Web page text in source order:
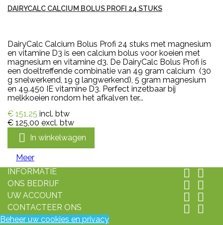
DAIRYCALC CALCIUM BOLUS PROFI 24 STUKS
DairyCalc Calcium Bolus Profi 24 stuks met magnesium
en vitamine D3 is een calcium bolus voor koeien met
magnesium en vitamine d3. De DairyCalc Bolus Profi is
een doeltreffende combinatie van 49 gram calcium (30
g snelwerkend, 19 g langwerkend), 5 gram magnesium
en 49.450 IE vitamine D3. Perfect inzetbaar bij
melkkoeien rondom het afkalven ter...
€ 151,25 incl. btw
€ 125,00 excl. btw
 In winkelwagen
Meer
INFORMATIE
 
ONS BEDRIJF  
UW ACCOUNT  
CONTACTEER ONS  
Beheer uw cookies en privacy